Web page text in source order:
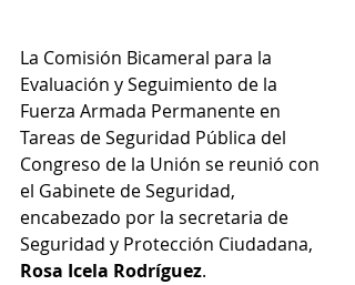
La Comisión Bicameral para la
Evaluación y Seguimiento de la
Fuerza Armada Permanente en
Tareas de Seguridad Pública del
Congreso de la Unión se reunió con
el Gabinete de Seguridad,
encabezado por la secretaria de
Seguridad y Protección Ciudadana,
Rosa Icela Rodríguez.